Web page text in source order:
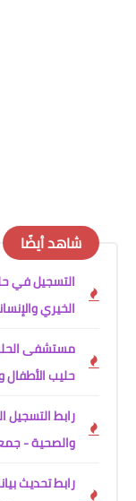
شاهد أيضًا
التسجيل في
الخيري
مستشفى
حليب الأطفال
رابط التسجيل
والصحية -
رابط تحديث